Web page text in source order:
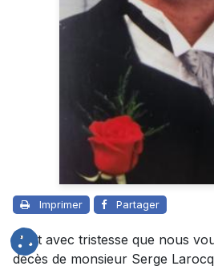
Imprimer Partager
C’est avec tristesse que nous
décès de monsieur Serge